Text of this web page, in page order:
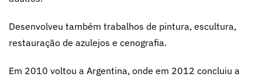
Desenvolveu também trabalhos de pintura, escultura,
restauração de azulejos e cenografia.
Em 2010 voltou a Argentina, onde em 2012 concluiu a